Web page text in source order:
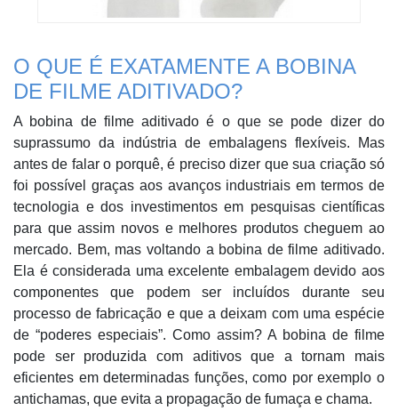
O QUE É EXATAMENTE A BOBINA
DE FILME ADITIVADO?
A bobina de filme aditivado é o que se pode dizer do
suprassumo da indústria de embalagens flexíveis. Mas
antes de falar o porquê, é preciso dizer que sua criação só
foi possível graças aos avanços industriais em termos de
tecnologia e dos investimentos em pesquisas científicas
para que assim novos e melhores produtos cheguem ao
mercado. Bem, mas voltando a bobina de filme aditivado.
Ela é considerada uma excelente embalagem devido aos
componentes que podem ser incluídos durante seu
processo de fabricação e que a deixam com uma espécie
de “poderes especiais”. Como assim? A bobina de filme
pode ser produzida com aditivos que a tornam mais
eficientes em determinadas funções, como por exemplo o
antichamas, que evita a propagação de fumaça e chama.